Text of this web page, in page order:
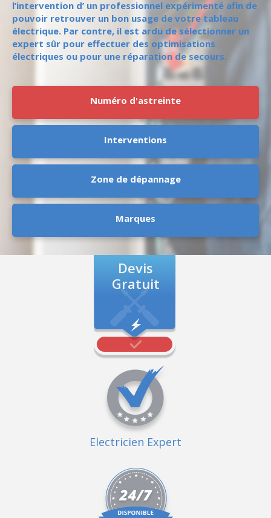
l’intervention d’ un professionnel expérimenté afin de
pouvoir retrouver un bon usage de votre tableau
électrique. Par contre, il est ardu de sélectionner un
expert sûr pour effectuer des optimisations
électriques ou pour une réparation de secours.
Numéro d'astreinte
Interventions
Zone de dépannage
Marques
Devis
Gratuit
Electricien Expert